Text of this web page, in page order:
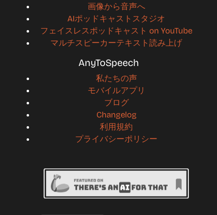
画像から音声へ
AIポッドキャストスタジオ
フェイスレスポッドキャスト on YouTube
マルチスピーカーテキスト読み上げ
AnyToSpeech
私たちの声
モバイルアプリ
ブログ
Changelog
利用規約
プライバシーポリシー